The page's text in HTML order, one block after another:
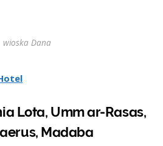
wioska Dana
Lota, Umm ar-Rasas,
Madaba